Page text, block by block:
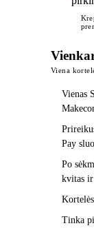
Viena
Vienas
Pay
Po
kvitas ir
Tinka